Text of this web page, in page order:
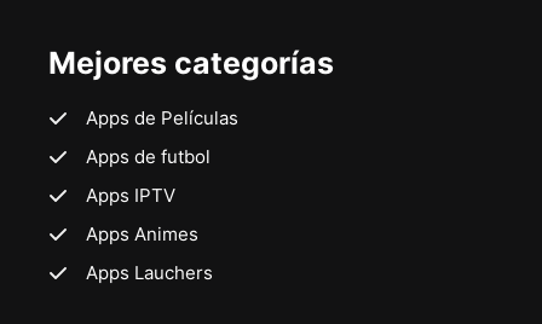
Mejores categorías
Apps de Películas
Apps de futbol
Apps IPTV
Apps Animes
Apps Lauchers